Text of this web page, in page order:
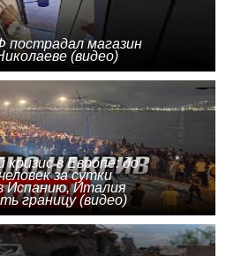
пострадал магазин
(видео)
в Европе: до
за сутки
Испанию, Италия
границу (видео)